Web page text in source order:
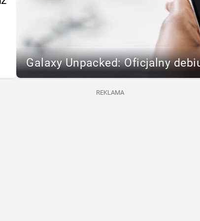
Galaxy Unpacked: Oficjalny
REKLAMA